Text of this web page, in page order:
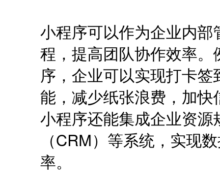
小程序可以作为企业内
程，提高团队协作效率
序，企业可以实现打卡
能，减少纸张浪费，加
小程序还能集成企业资
（CRM）等系统，实现
率。